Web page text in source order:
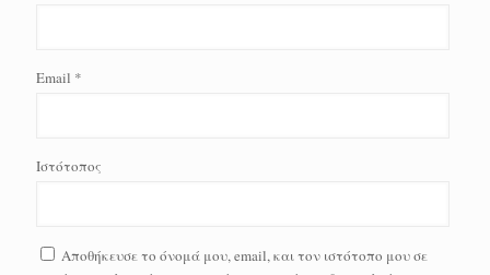
Email *
Ιστότοπος
Αποθήκευσε το όνομά μου, email, και τον ιστότοπο μου σε